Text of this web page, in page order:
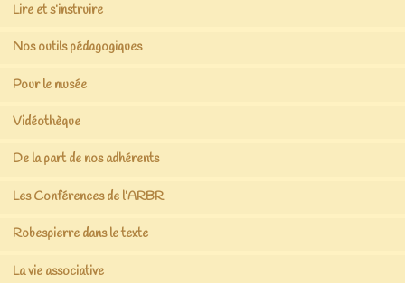
Lire et s’instruire
Nos outils pédagogiques
Pour le musée
Vidéothèque
De la part de nos adhérents
Les Conférences de l’ARBR
Robespierre dans le texte
La vie associative